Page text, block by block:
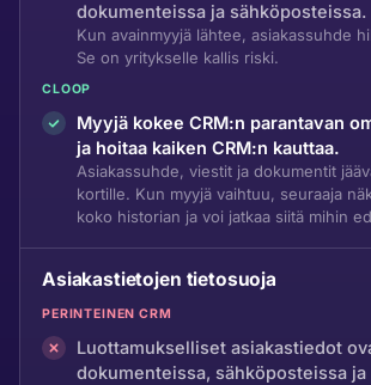
dokumenteissa ja sähköposteissa.
Kun avainmyyjä lähtee, asiakassuhde
Se on yritykselle kallis riski.
CLOOP
Myyjä kokee CRM:n parantavan
ja hoitaa kaiken CRM:n kauttaa.
Asiakassuhde, viestit ja dokumentit
kortille. Kun myyjä vaihtuu, seuraaja
koko historian ja voi jatkaa siitä mihin
Asiakastietojen tietosuoja
PERINTEINEN CRM
Luottamukselliset asiakastiedot
dokumenteissa, sähköposteissa